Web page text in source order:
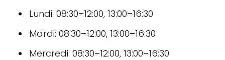
Lundi: 08:30–12:00, 13:00–16:30
Mardi: 08:30–12:00, 13:00–16:30
Mercredi: 08:30–12:00, 13:00–16:30